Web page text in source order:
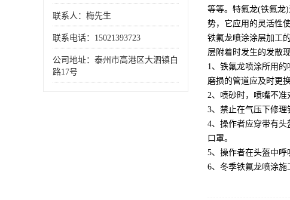
联系人：梅先生
联系电话：15021393723
公司地址：泰州市高港区大泗镇白
路17号
等等。特氟龙(铁氟龙
势，它应用的灵活性
铁氟龙喷涂涂层加工
层附着时发生的发散
1、铁氟龙喷涂所用
磨损的管道应及时更
2、喷砂时，喷嘴不准
3、禁止在气压下修理
4、操作者应穿带有
口罩。
5、操作者在头盔中呼
6、冬季铁氟龙喷涂施